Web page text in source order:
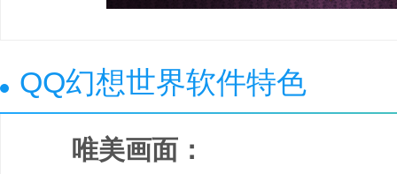
QQ幻想世界软件特色
唯美画面：